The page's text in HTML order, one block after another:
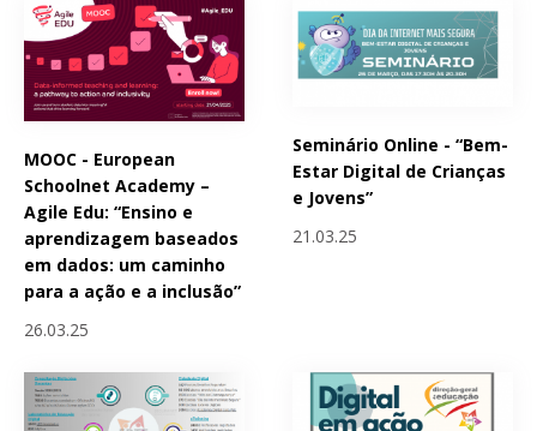
MOOC - European
Schoolnet Academy –
Agile Edu: “Ensino e
aprendizagem baseados
em dados: um caminho
para a ação e a inclusão”
26.03.25
Seminário Online - “Bem-
Estar Digital de Crianças
e Jovens”
21.03.25